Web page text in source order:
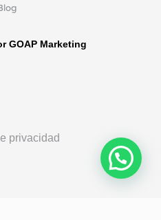
GOAP Marketing
privacidad